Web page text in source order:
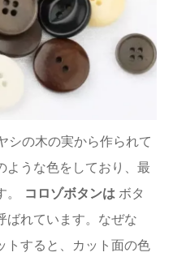
シの木の実から作られて
ような色をしており、最
。
コロゾボタンは ボタ
ばれています。なぜな
トすると、カット面の色